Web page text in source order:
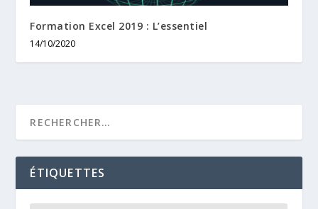
Formation Excel 2019 : L’essentiel
14/10/2020
ÉTIQUETTES